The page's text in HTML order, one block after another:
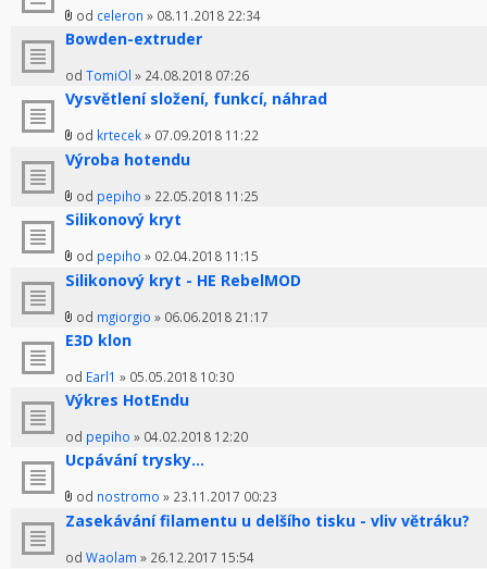
od celeron » 08.11.2018 22:34
Bowden-extruder
od TomiOl » 24.08.2018 07:26
Vysvětlení složení, funkcí, náhrad
od krtecek» 07.09.2018 11:22
Výroba hotendu
od pepiho » 22.05.2018 11:25
Silikonový kryt
od pepiho » 02.04.2018 11:15
Silikonový kryt - HE RebelMOD
od mgiorgio » 06.06.2018 21:17
E3D klon
od Earl1 » 05.05.2018 10:30
Výkres HotEndu
od pepiho » 04.02.2018 12:20
Ucpávání trysky...
od nostromo » 23.11.2017 00:23
Zasekávání filamentu u delšího tisku - vliv větráku?
od Waolam » 26.12.2017 15:54